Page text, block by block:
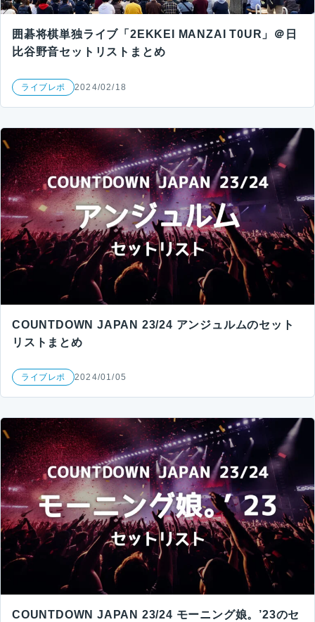
囲碁将棋単独ライブ「2EKKEI MANZAI T0UR」＠日
比谷野音セットリストまとめ
ライブレポ 2024/02/18
COUNTDOWN JAPAN 23/24 アンジュルムのセット
リストまとめ
ライブレポ 2024/01/05
COUNTDOWN JAPAN 23/24 モーニング娘。’23のセ